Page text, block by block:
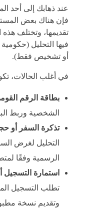
فإن هناك بعض
تقديمها، وتختلف
فيها التحليل
أو تشخيص فقط).
في أغلب الحالات،
بطاقة الرقم
الشخصية وربط
تذكرة السفر أو
التحليل لغرض
الرسمية وفقًا
استمارة التسجيل
تطلب التسجيل
وتقديم نسخة